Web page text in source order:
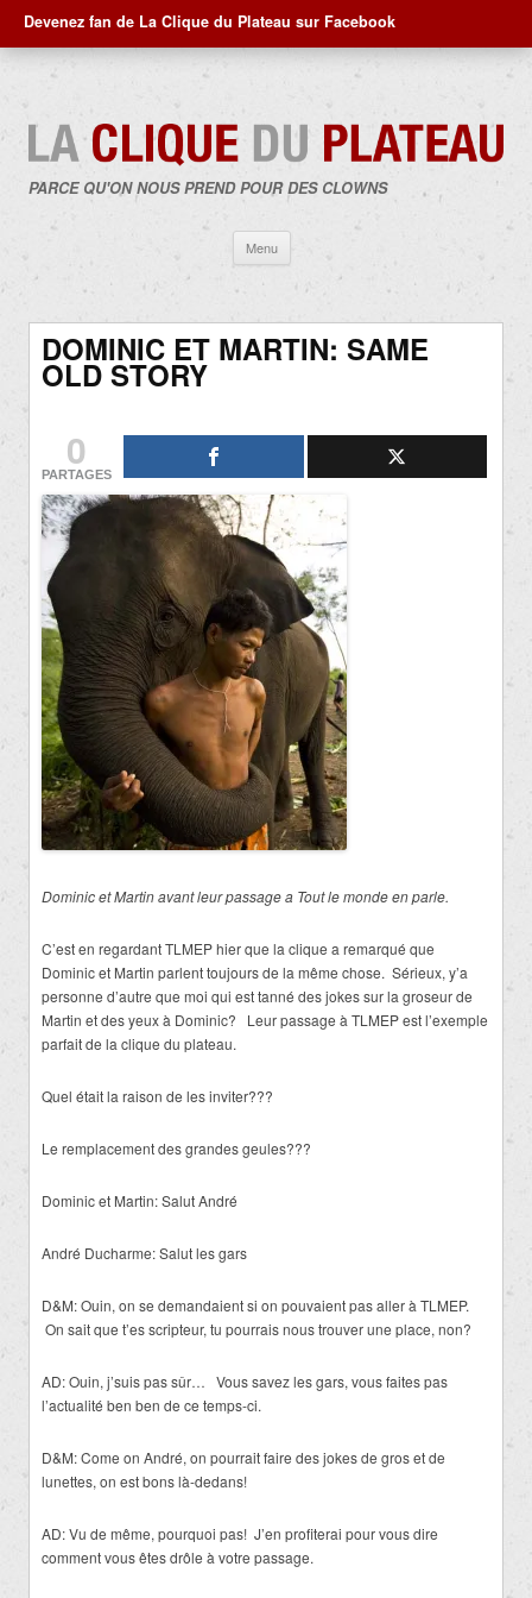
Devenez fan de La Clique du Plateau sur Facebook
PARCE QU'ON NOUS PREND POUR DES CLOWNS
Menu
contenu
DOMINIC ET MARTIN: SAME
OLD STORY
0
PARTAGES
Dominic et Martin avant leur passage a Tout le monde en parle.
C’est en regardant TLMEP hier que la clique a remarqué que
Dominic et Martin parlent toujours de la même chose. Sérieux, y’a
personne d’autre que moi qui est tanné des jokes sur la groseur de
Martin et des yeux à Dominic? Leur passage à TLMEP est l’exemple
parfait de la clique du plateau.
Quel était la raison de les inviter???
Le remplacement des grandes geules???
Dominic et Martin: Salut André
André Ducharme: Salut les gars
D&M: Ouin, on se demandaient si on pouvaient pas aller à TLMEP.
On sait que t’es scripteur, tu pourrais nous trouver une place, non?
AD: Ouin, j’suis pas sûr… Vous savez les gars, vous faites pas
l’actualité ben ben de ce temps-ci.
D&M: Come on André, on pourrait faire des jokes de gros et de
lunettes, on est bons là-dedans!
AD: Vu de même, pourquoi pas! J’en profiterai pour vous dire
comment vous êtes drôle à votre passage.